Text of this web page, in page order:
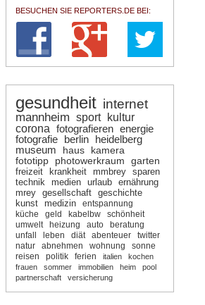
BESUCHEN SIE REPORTERS.DE BEI:
gesundheit internet
mannheim sport
kultur
corona fotografieren energie
fotografie
berlin
heidelberg
museum
haus kamera
fototipp photowerkraum
garten
freizeit
krankheit mmbrey
sparen
technik
medien urlaub
ernährung
mrey
gesellschaft
geschichte
kunst
medizin
entspannung
küche
geld kabelbw
schönheit
umwelt
heizung auto
beratung
unfall
leben diät abenteuer
twitter
natur
abnehmen wohnung
sonne
reisen
politik ferien italien
kochen
frauen
sommer immobilien heim
pool
partnerschaft
versicherung